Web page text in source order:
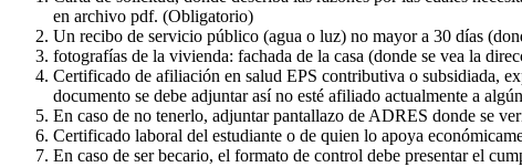
en archivo pdf. (Obligatorio)
Un recibo de servicio público (agua o luz) no mayor a 30 días
fotografías de la vivienda: fachada de la casa (donde se vea la
Certificado de afiliación en salud EPS contributiva o subsidiada,
documento se debe adjuntar así no esté afiliado actualmente a
En caso de no tenerlo, adjuntar pantallazo de ADRES donde se
Certificado laboral del estudiante o de quien lo apoya
En caso de ser becario, el formato de control debe presentar el